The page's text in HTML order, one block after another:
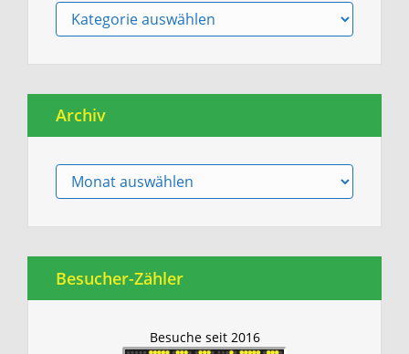
Berichte
Archiv
Archiv
Besucher-Zähler
Besuche seit 2016